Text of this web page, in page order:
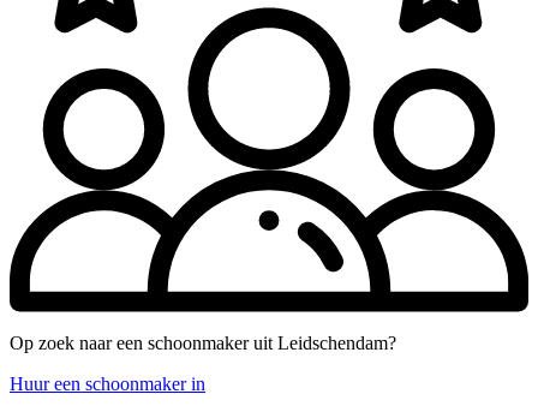
Op zoek naar een schoonmaker uit Leidschendam?
Huur een schoonmaker in